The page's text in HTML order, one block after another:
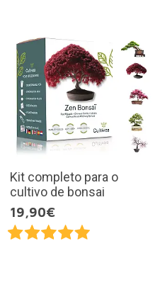
Kit completo para o
cultivo de bonsai
19,90€